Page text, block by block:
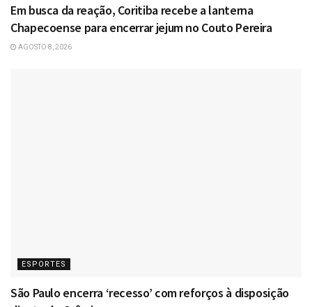
Em busca da reação, Coritiba recebe a lanterna
Chapecoense para encerrar jejum no Couto Pereira
AGOSTO 8, 2026
ESPORTES
São Paulo encerra ‘recesso’ com reforços à disposição